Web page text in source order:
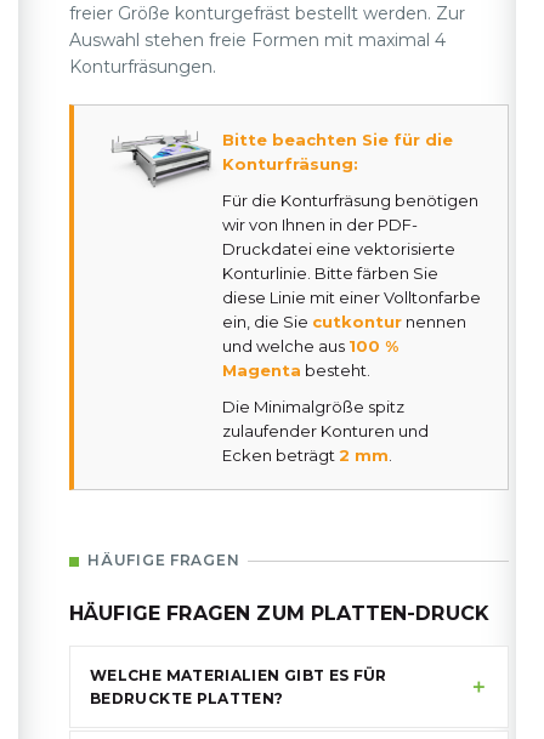
freier Größe konturgefräst bestellt werden. Zur
Auswahl stehen freie Formen mit maximal 4
Konturfräsungen.
Bitte beachten Sie für die
Konturfräsung:
Für die Konturfräsung benötigen
wir von Ihnen in der PDF-
Druckdatei eine vektorisierte
Konturlinie. Bitte färben Sie
diese Linie mit einer Volltonfarbe
ein, die Sie cutkontur nennen
und welche aus 100 %
Magenta besteht.
Die Minimalgröße spitz
zulaufender Konturen und
Ecken beträgt 2 mm
HÄUFIGE FRAGEN
HÄUFIGE FRAGEN ZUM PLATTEN-DRUCK
WELCHE MATERIALIEN GIBT ES FÜR
BEDRUCKTE PLATTEN?